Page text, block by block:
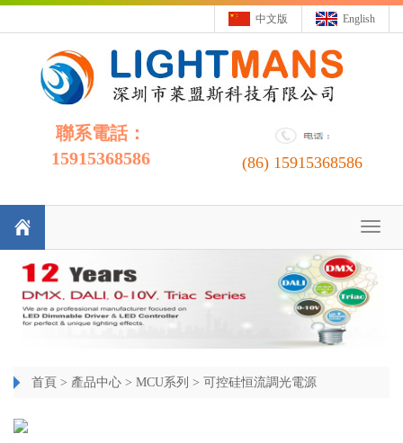
English
中文版
聯系電話：
15915368586
(86) 15915368586
首頁 > 產品中心 > MCU系列 > 可控硅恒流調光電源